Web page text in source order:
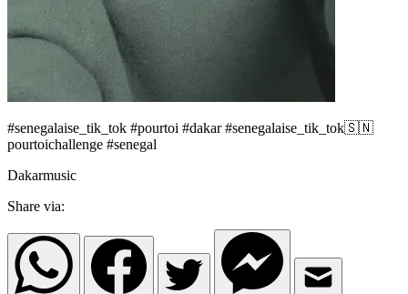
#senegalaise_tik_tok #pourtoi #dakar #senegalaise_tik_tok🇸🇳
pourtoichallenge #senegal
Dakarmusic
Share via: